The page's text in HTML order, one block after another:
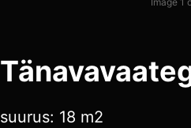
suurus: 18 m2